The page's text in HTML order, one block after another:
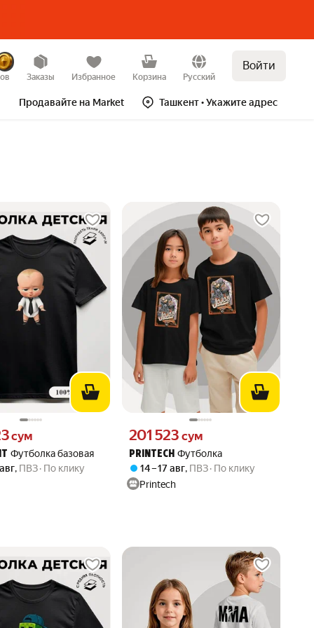
Заказы Избранное Корзина Русский
Войти
Продавайте на Market Ташкент• Укажите адрес
Футболка базовая
сум вместо
сум
, ПВЗ По клику
PRINTECH Футболка
Цена 201523 сум вместо
201 523 сум
14 – 17 авг, ПВЗ По клику
Printech